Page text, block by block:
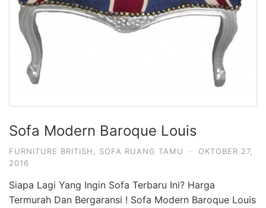
Sofa Modern Baroque Louis
FURNITURE BRITISH SOFA RUANG TAMU ·
OKTOBER 27,
2016
Siapa Lagi Yang Ingin Sofa Terbaru Ini? Harga
Termurah Dan Bergaransi ! Sofa Modern Baroque Louis